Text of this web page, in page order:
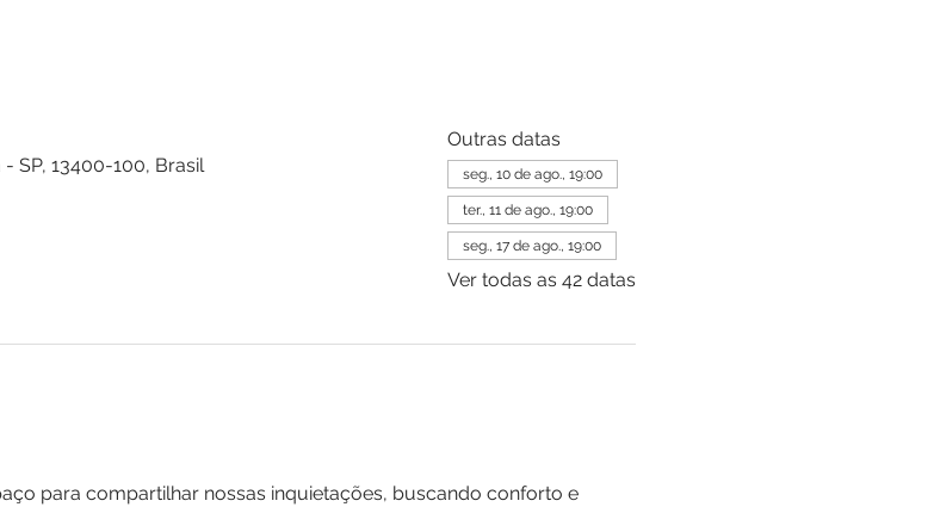
- SP, 13400-100, Brasil
Outras datas
seg., 10 de ago., 19:00
ter., 11 de ago., 19:00
seg., 17 de ago., 19:00
Ver todas as 42 datas
para compartilhar nossas inquietações, buscando conforto e